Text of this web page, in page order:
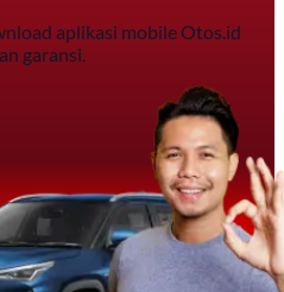
aplikasi mobile Otos.id
garansi.